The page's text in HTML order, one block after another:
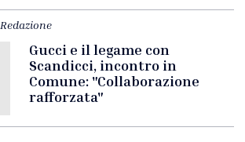
Redazione
Gucci e il legame con
Scandicci, incontro in
Comune: "Collaborazione
rafforzata"